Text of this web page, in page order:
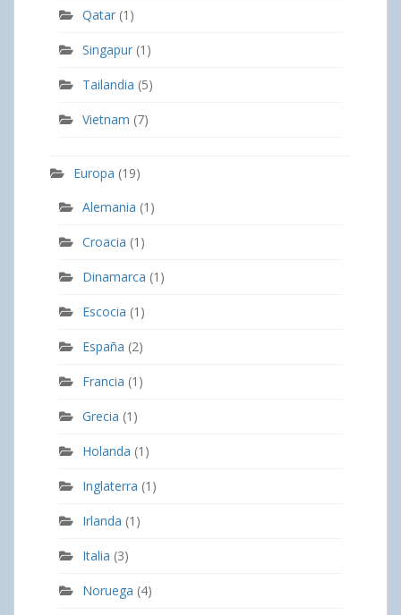
Qatar (1)
Singapur (1)
Tailandia (5)
Vietnam (7)
Europa (19)
Alemania (1)
Croacia (1)
Dinamarca (1)
Escocia (1)
España (2)
Francia (1)
Grecia (1)
Holanda (1)
Inglaterra (1)
Irlanda (1)
Italia (3)
Noruega (4)